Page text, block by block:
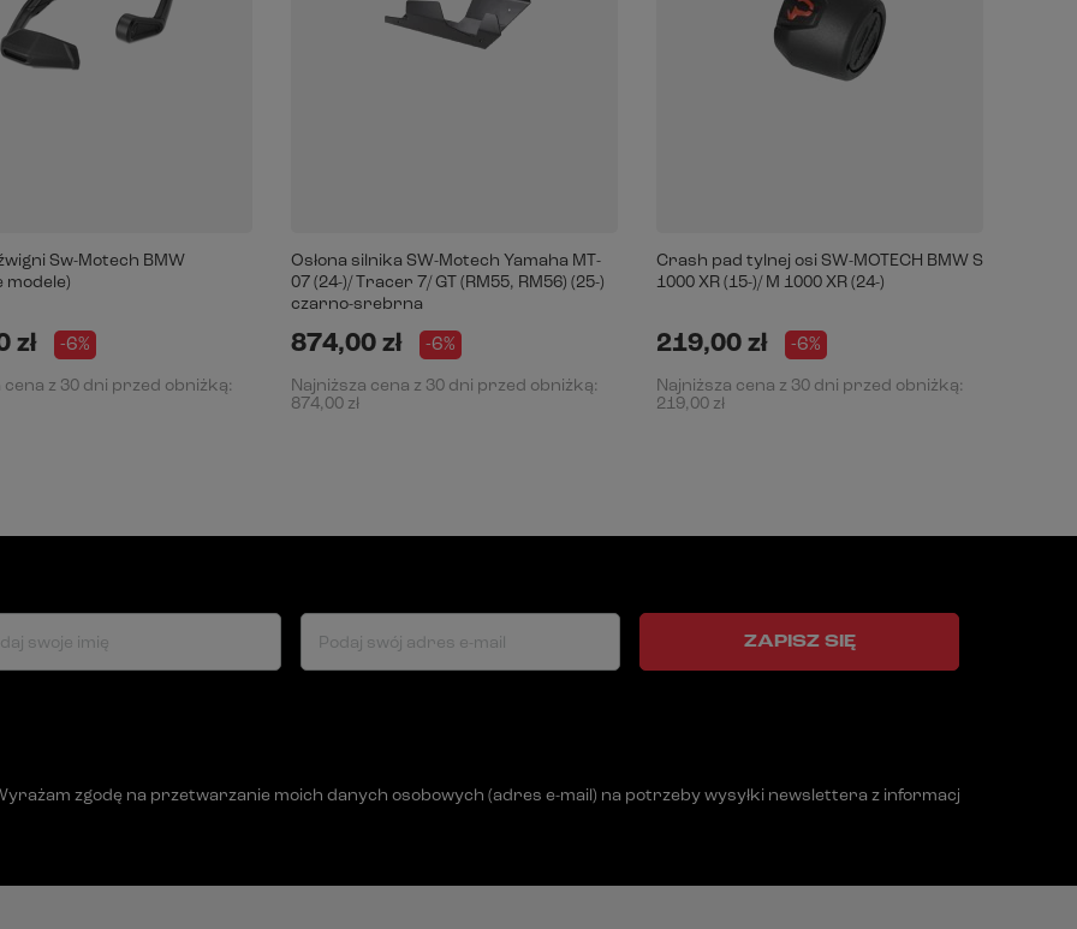
Sw-Motech BMW
modele)
zł -6%
cena z 30 dni przed obniżką:
Osłona silnika SW-Motech Yamaha MT-
07 (24-)/ Tracer 7/ GT (RM55, RM56) (25-)
czarno-srebrna
874,00 zł -6%
Najniższa cena z 30 dni przed obniżką:
874,00 zł
Crash pad tylnej osi SW-MOTECH BMW S
1000 XR (15-)/ M 1000 XR (24-)
219,00 zł -6%
Najniższa cena z 30 dni przed obniżką:
219,00 zł
swoje imię Podaj swój adres e-mail
zgodę na przetwarzanie moich danych osobowych (adres e-mail) na potrzeby wysyłki newslettera z informacją handlową
ZAPISZ SIĘ